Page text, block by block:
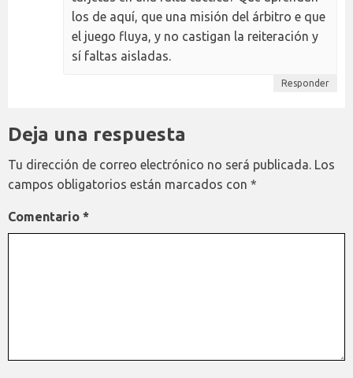
los de aquí, que una misión del árbitro e que
el juego fluya, y no castigan la reiteración y
sí faltas aisladas.
Responder
Deja una respuesta
Tu dirección de correo electrónico no será publicada. Los
campos obligatorios están marcados con *
Comentario *